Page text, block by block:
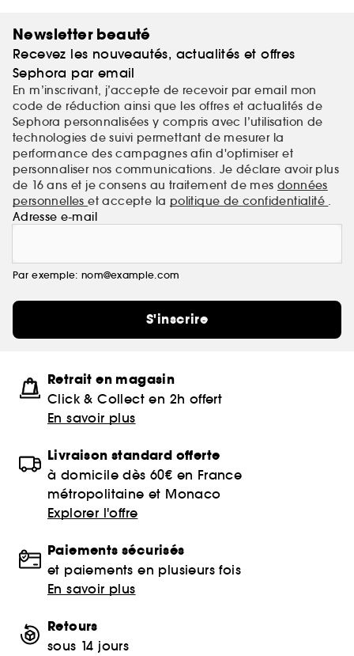
Newsletter beauté
Recevez les nouveautés, actualités et offres
Sephora par email
En m’inscrivant, j’accepte de recevoir par email mon
code de réduction ainsi que les offres et actualités de
Sephora personnalisées y compris avec l’utilisation de
technologies de suivi permettant de mesurer la
performance des campagnes afin d'optimiser et
personnaliser nos communications. Je déclare avoir plus
de 16 ans et je consens au traitement de mes données
personnelleset accepte la politique de confidentialité .
Adresse e-mail
Par exemple: nom@example.com
S'inscrire
Retrait en magasin
Click & Collect en 2h offert
En savoir plus
Livraison standard offerte
à domicile dès 60€ en France
métropolitaine et Monaco
Explorer l'offre
Paiements sécurisés
et paiements en plusieurs fois
En savoir plus
Retours
sous 14 jours